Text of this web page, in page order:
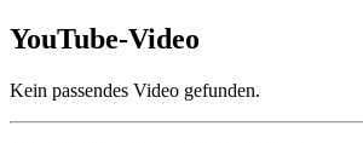
YouTube-Video
Kein passendes Video gefunden.